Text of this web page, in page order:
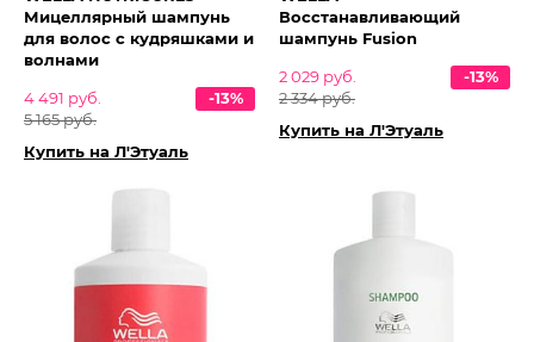
Мицеллярный шампунь
для волос с кудряшками и
волнами
4 491 руб.
5 165 руб.
-13%
Купить на Л'Этуаль
Восстанавливающий
шампунь Fusion
2 029 руб.
2 334 руб.
-13%
Купить на Л'Этуаль